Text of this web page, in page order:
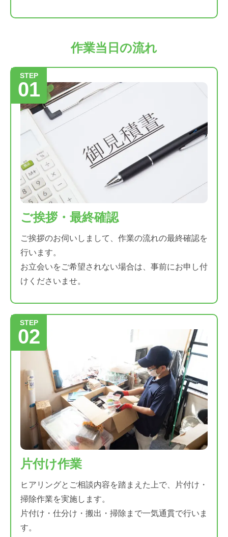
作業当日の流れ
STEP
01
ご挨拶・最終確認
ご挨拶のお伺いしまして、作業の流れの最終確認を
行います。
お立会いをご希望されない場合は、事前にお申し付
けくださいませ。
STEP
02
片付け作業
ヒアリングとご相談内容を踏まえた上で、片付け・
掃除作業を実施します。
片付け・仕分け・搬出・掃除まで一気通貫で行いま
す。